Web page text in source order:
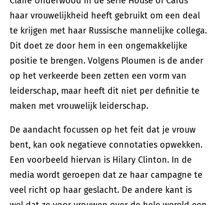
haar vrouwelijkheid heeft gebruikt om een deal
te krijgen met haar Russische mannelijke collega.
Dit doet ze door hem in een ongemakkelijke
positie te brengen. Volgens Ploumen is de ander
op het verkeerde been zetten een vorm van
leiderschap, maar heeft dit niet per definitie te
maken met vrouwelijk leiderschap.
De aandacht focussen op het feit dat je vrouw
bent, kan ook negatieve connotaties opwekken.
Een voorbeeld hiervan is Hilary Clinton. In de
media wordt geroepen dat ze haar campagne te
veel richt op haar geslacht. De andere kant is